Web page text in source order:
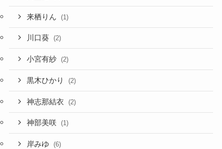
来栖りん (1)
川口葵 (2)
小宮有紗 (2)
黒木ひかり (2)
神志那結衣 (2)
神部美咲 (1)
岸みゆ (6)